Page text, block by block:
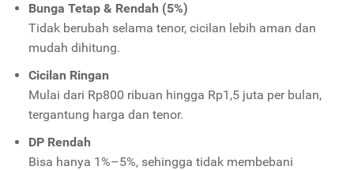
Bunga Tetap & Rendah (5%)
Tidak berubah selama tenor, cicilan lebih aman dan
mudah dihitung.
Cicilan Ringan
Mulai dari Rp800 ribuan hingga Rp1,5 juta per bulan,
tergantung harga dan tenor.
DP Rendah
Bisa hanya 1%–5%, sehingga tidak membebani